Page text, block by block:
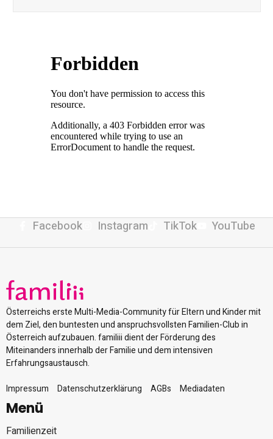
Facebook Instagram TikTok YouTube
Österreichs erste Multi-Media-Community für Eltern und Kinder mit
dem Ziel, den buntesten und anspruchsvollsten Familien-Club in
Österreich aufzubauen. familiii dient der Förderung des
Miteinanders innerhalb der Familie und dem intensiven
Erfahrungsaustausch.
Impressum
Datenschutzerklärung AGBs Mediadaten
Menü
Familienzeit